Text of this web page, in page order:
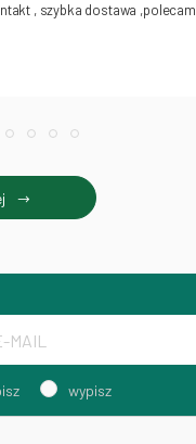
, szybka dostawa ,polecam
wypisz